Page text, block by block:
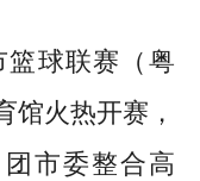
篮球联赛（粤
馆火热开赛，
市委整合高